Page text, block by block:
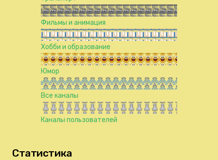
Фильмы и анимация
Хобби и образование
Юмор
Все каналы
Каналы пользователей
Статистика